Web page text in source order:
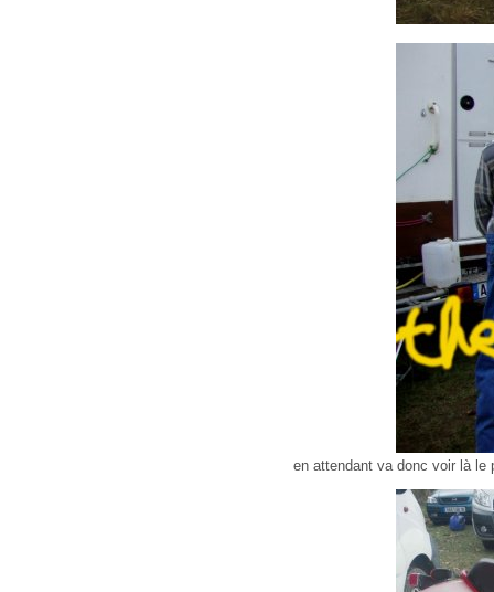
en attendant va donc voir là le